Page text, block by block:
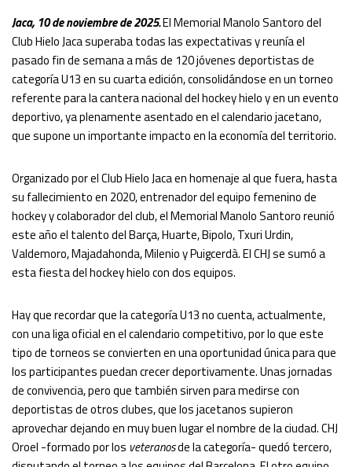
Jaca, 10 de noviembre de 2025.El Memorial Manolo Santoro del
Club Hielo Jaca superaba todas las expectativas y reunía el
pasado fin de semana a más de 120 jóvenes deportistas de
categoría U13 en su cuarta edición, consolidándose en un torneo
referente para la cantera nacional del hockey hielo y en un evento
deportivo, ya plenamente asentado en el calendario jacetano,
que supone un importante impacto en la economía del territorio.
Organizado por el Club Hielo Jaca en homenaje al que fuera, hasta
su fallecimiento en 2020, entrenador del equipo femenino de
hockey y colaborador del club, el Memorial Manolo Santoro reunió
este año el talento del Barça, Huarte, Bipolo, Txuri Urdin,
Valdemoro, Majadahonda, Milenio y Puigcerdà. El CHJ se sumó a
esta fiesta del hockey hielo con dos equipos.
Hay que recordar que la categoría U13 no cuenta, actualmente,
con una liga oficial en el calendario competitivo, por lo que este
tipo de torneos se convierten en una oportunidad única para que
los participantes puedan crecer deportivamente. Unas jornadas
de convivencia, pero que también sirven para medirse con
deportistas de otros clubes, que los jacetanos supieron
aprovechar dejando en muy buen lugar el nombre de la ciudad. CHJ
Oroel -formado por los veteranosde la categoría- quedó tercero,